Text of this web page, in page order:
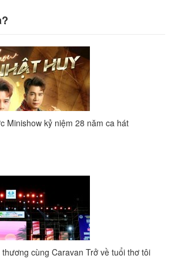
Minishow kỷ niệm 28 năm ca hát
cùng Caravan Trở về tuổi thơ tôi